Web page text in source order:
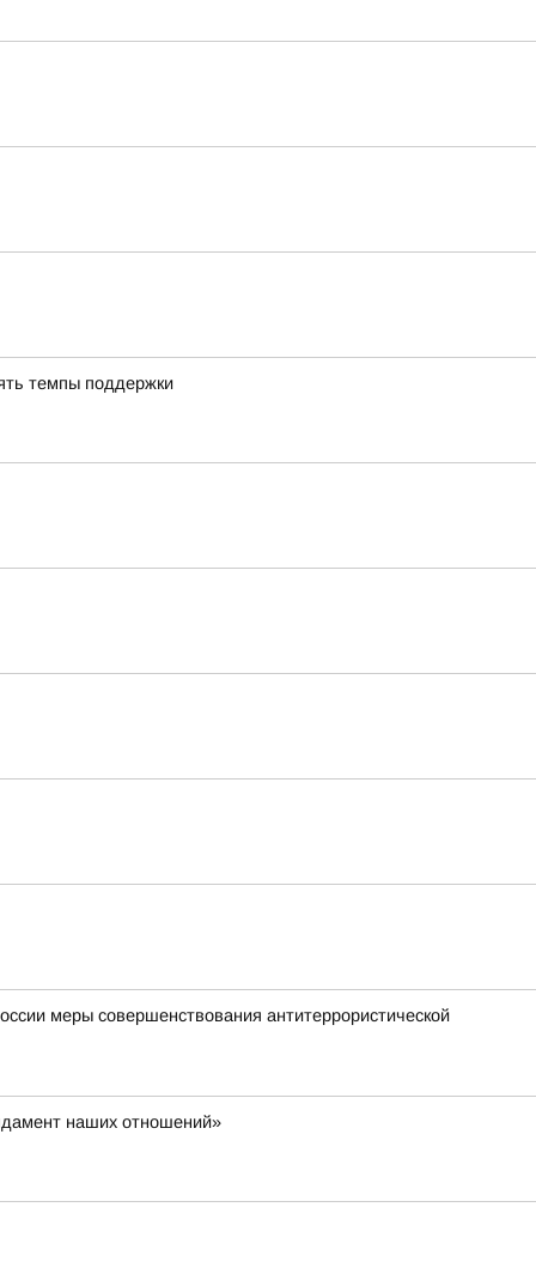
темпы поддержки
меры совершенствования антитеррористической
наших отношений»